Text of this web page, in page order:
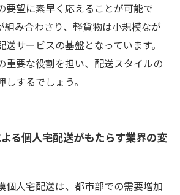
要望に素早く応えることが可能で
組み合わさり、軽貨物は小規模なが
サービスの基盤となっています。
重要な役割を担い、配送スタイルの
するでしょう。
る個人宅配送がもたらす業界の変
個人宅配送は、都市部での需要増加